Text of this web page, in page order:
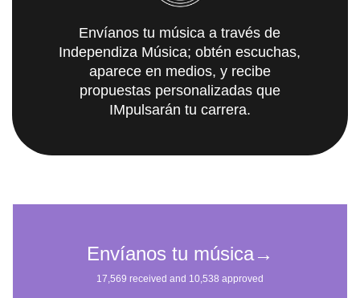
Envíanos tu música a través de
Independiza Música; obtén escuchas,
aparece en medios, y recibe
propuestas personalizadas que
IMpulsarán tu carrera.